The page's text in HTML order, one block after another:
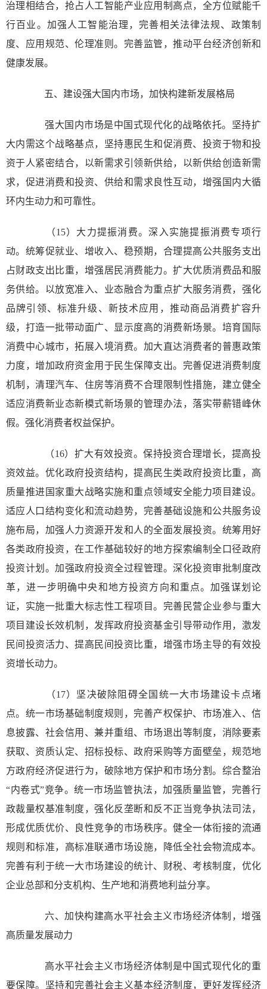
治理相结合，抢占人工智能产业应用制高点，全方位赋能千
行百业。加强人工智能治理，完善相关法律法规、政策制
度、应用规范、伦理准则。完善监管，推动平台经济创新和
健康发展。
五、建设强大国内市场，加快构建新发展格局
强大国内市场是中国式现代化的战略依托。坚持扩
大内需这个战略基点，坚持惠民生和促消费、投资于物和投
资于人紧密结合，以新需求引领新供给，以新供给创造新需
求，促进消费和投资、供给和需求良性互动，增强国内大循
环内生动力和可靠性。
（15）大力提振消费。深入实施提振消费专项行
动。统筹促就业、增收入、稳预期，合理提高公共服务支出
占财政支出比重，增强居民消费能力。扩大优质消费品和服
务供给。以放宽准入、业态融合为重点扩大服务消费，强化
品牌引领、标准升级、新技术应用，推动商品消费扩容升
级，打造一批带动面广、显示度高的消费新场景。培育国际
消费中心城市，拓展入境消费。加大直达消费者的普惠政策
力度，增加政府资金用于民生保障支出。完善促进消费制度
机制，清理汽车、住房等消费不合理限制性措施，建立健全
适应消费新业态新模式新场景的管理办法，落实带薪错峰休
假。强化消费者权益保护。
（16）扩大有效投资。保持投资合理增长，提高投
资效益。优化政府投资结构，提高民生类政府投资比重，高
质量推进国家重大战略实施和重点领域安全能力项目建设。
适应人口结构变化和流动趋势，完善基础设施和公共服务设
施布局，加强人力资源开发和人的全面发展投资。统筹用好
各类政府投资，在工作基础较好的地方探索编制全口径政府
投资计划。加强政府投资全过程管理。深化投资审批制度改
革，进一步明确中央和地方投资方向和重点。加强谋划论
证，实施一批重大标志性工程项目。完善民营企业参与重大
项目建设长效机制，发挥政府投资基金引导带动作用，激发
民间投资活力、提高民间投资比重，增强市场主导的有效投
资增长动力。
（17）坚决破除阻碍全国统一大市场建设卡点堵
点。统一市场基础制度规则，完善产权保护、市场准入、信
息披露、社会信用、兼并重组、市场退出等制度，消除要素
获取、资质认定、招标投标、政府采购等方面壁垒，规范地
方政府经济促进行为，破除地方保护和市场分割。综合整治
“内卷式”竞争。统一市场监管执法，加强质量监管，完善行
政裁量权基准制度，强化反垄断和反不正当竞争执法司法，
形成优质优价、良性竞争的市场秩序。健全一体衔接的流通
规则和标准，高标准联通市场设施，降低全社会物流成本。
完善有利于统一大市场建设的统计、财税、考核制度，优化
企业总部和分支机构、生产地和消费地利益分享。
六、加快构建高水平社会主义市场经济体制，增强
高质量发展动力
高水平社会主义市场经济体制是中国式现代化的重
要保障。坚持和完善社会主义基本经济制度，更好发挥经济